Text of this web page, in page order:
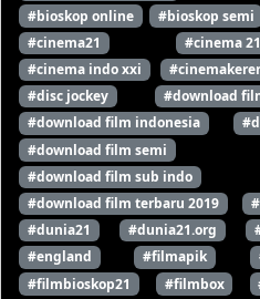
#bioskop online
#bioskop semi
#cinema21
#cinema 21
#cinema indo xxi
#disc jockey
#download
#download film indonesia
#download film semi
#download film sub indo
#download film terbaru 2019
#dunia21
#dunia21.org
#england
#filmapik
#filmbioskop21
#filmbox